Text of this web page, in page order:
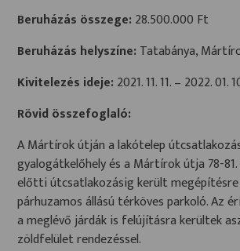
Beruházás összege: 28.500.000 Ft
Beruházás helyszíne: Tatabánya,
Kivitelezés ideje: 2021. 11. 11. – 2022. 01.
Rövid összefoglaló:
A Mártírok útján a lakótelep
gyalogátkelőhely és a Mártírok útja 78-
előtti útcsatlakozásig került megépítésre
párhuzamos állású térköves parkoló. Az
a meglévő járdák is felújításra kerültek
zöldfelület rendezéssel.